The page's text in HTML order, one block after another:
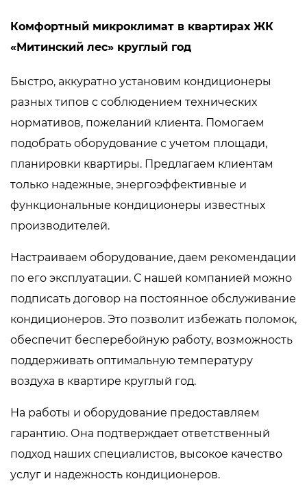
Комфортный микроклимат в квартирах ЖК
«Митинский лес» круглый год
Быстро, аккуратно установим кондиционеры
разных типов с соблюдением технических
нормативов, пожеланий клиента. Помогаем
подобрать оборудование с учетом площади,
планировки квартиры. Предлагаем клиентам
только надежные, энергоэффективные и
функциональные кондиционеры известных
производителей.
Настраиваем оборудование, даем рекомендации
по его эксплуатации. С нашей компанией можно
подписать договор на постоянное обслуживание
кондиционеров. Это позволит избежать поломок,
обеспечит бесперебойную работу, возможность
поддерживать оптимальную температуру
воздуха в квартире круглый год.
На работы и оборудование предоставляем
гарантию. Она подтверждает ответственный
подход наших специалистов, высокое качество
услуг и надежность кондиционеров.